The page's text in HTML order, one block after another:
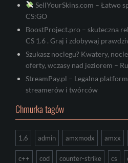
SellYourSkins.com – Łatwo
CS:GO
BoostProject.pro – skuteczna
CS 1.6 . Graj i zdobywaj
Szukasz noclegu? Kwatery,
oferty, wczasy nad jeziorem –
StreamPay.pl – Legalna
streamerów i twórców
Chmurka tagów
1.6 admin amxmodx amxx
c++ cod counter-strike cs